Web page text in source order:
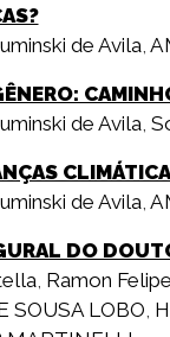
de Avila,
de Avila,
de Avila,
DO
, Ramon
SOUSA LOBO,